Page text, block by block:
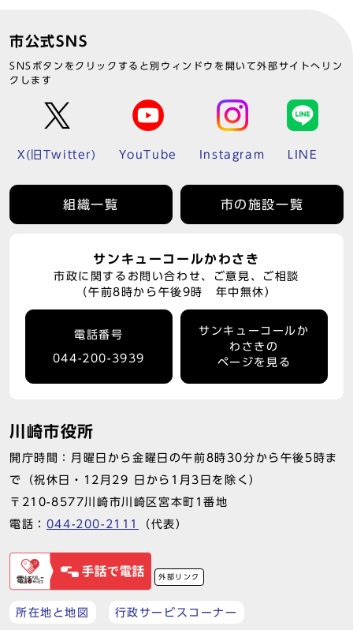
市公式SNS
SNSボタンをクリックすると別ウィンドウを開いて外部サイトへリン
クします
X(旧Twitter) YouTube Instagram LINE
組織一覧 市の施設一覧
サンキューコールかわさき
市政に関するお問い合わせ、ご意見、ご相談
（午前8時から午後9時 年中無休）
電話番号
044-200-3939
サンキューコールか
わさきの
ページを見る
川崎市役所
開庁時間：月曜日から金曜日の午前8時30分から午後5時ま
で（祝休日・12月29 日から1月3日を除く）
〒210-8577川崎市川崎区宮本町1番地
電話： 044-200-2111 （代表）
外部リンク
所在地と地図 行政サービスコーナー